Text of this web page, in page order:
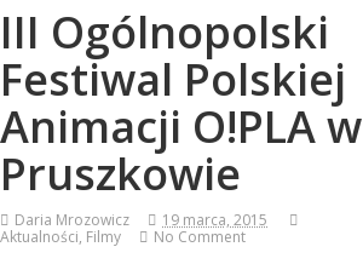
III Ogólnopolski
Festiwal Polskiej
Animacji O!PLA w
Pruszkowie
Daria Mrozowicz
19 marca, 2015
Aktualności, Filmy No Comment